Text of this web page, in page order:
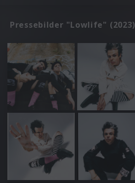
Pressebilder "Lowlife" (2023)